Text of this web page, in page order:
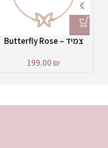
צמיד – Butterfly Rose
199.00 ₪